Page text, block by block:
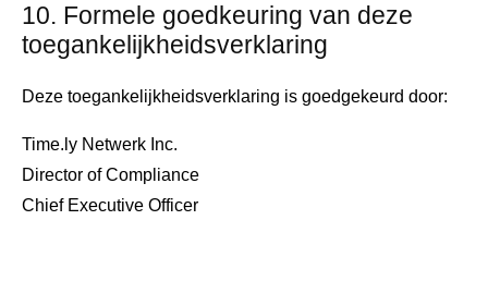
10. Formele goedkeuring van deze
toegankelijkheidsverklaring
Deze toegankelijkheidsverklaring is goedgekeurd door:
Time.ly Netwerk Inc.
Director of Compliance
Chief Executive Officer